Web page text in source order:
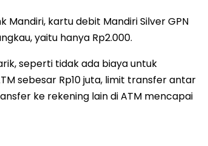
kartu debit Mandiri Silver GPN
yaitu hanya Rp2.000.
seperti tidak ada biaya untuk
sebesar Rp10 juta, limit transfer antar
ke rekening lain di ATM mencapai